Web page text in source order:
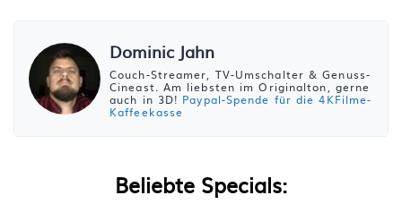
Dominic Jahn
Couch-Streamer, TV-Umschalter & Genuss-
Cineast. Am liebsten im Originalton, gerne
auch in 3D! Paypal-Spende für die 4KFilme-
Kaffeekasse
Beliebte Specials: